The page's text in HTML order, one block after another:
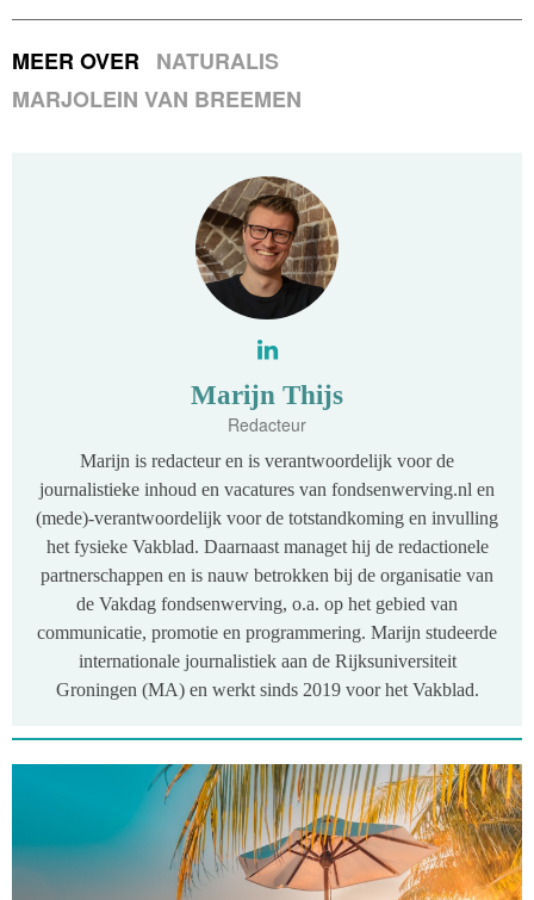
MEER OVER NATURALIS
MARJOLEIN VAN BREEMEN
Marijn Thijs
Redacteur
Marijn is redacteur en is verantwoordelijk voor de
journalistieke inhoud en vacatures van fondsenwerving.nl en
(mede)-verantwoordelijk voor de totstandkoming en invulling
het fysieke Vakblad. Daarnaast managet hij de redactionele
partnerschappen en is nauw betrokken bij de organisatie van
de Vakdag fondsenwerving, o.a. op het gebied van
communicatie, promotie en programmering. Marijn studeerde
internationale journalistiek aan de Rijksuniversiteit
Groningen (MA) en werkt sinds 2019 voor het Vakblad.